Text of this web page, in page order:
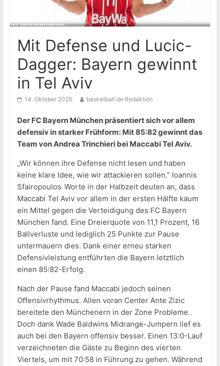
Mit Defense und Lucic-
Dagger: Bayern gewinnt
in Tel Aviv
14. Oktober 2020 basketball.de Redaktion
Der FC Bayern München präsentiert sich vor allem
defensiv in starker Frühform: Mit 85:82 gewinnt das
Team von Andrea Trinchieri bei Maccabi Tel Aviv.
„Wir können ihre Defense nicht lesen und haben
keine klare Idee, wie wir attackieren sollen.” Ioannis
Sfairopoulos’Worte in der Halbzeit deuten an, dass
Maccabi Tel Aviv vor allem in der ersten Hälfte kaum
ein Mittel gegen die Verteidigung des FC Bayern
München fand. Eine Dreierquote von 11,1 Prozent, 16
Ballverluste und lediglich 25 Punkte zur Pause
untermauern dies. Dank einer erneu starken
Defensivleistung entführten die Bayern letztlich
einen 85:82-Erfolg.
Nach der Pause fand Maccabi jedoch seinen
Offensivrhythmus. Allen voran Center Ante Zizic
bereitete den Münchenern in der Zone Probleme.
Doch dank Wade Baldwins Midrange-Jumpern lief es
auch bei den Bayern offensiv besser. Einen 13:0-Lauf
verzeichneten die Gäste zu Beginn des vierten
Viertels, um mit 70:58 in Führung zu gehen. Während